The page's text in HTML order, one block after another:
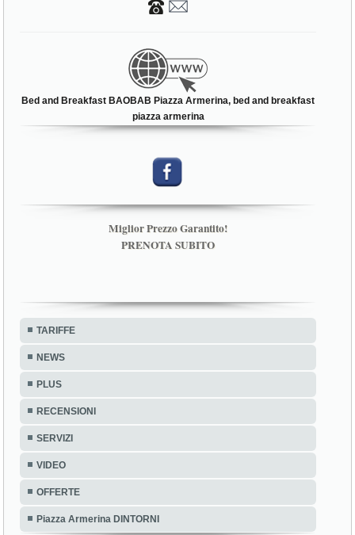
Bed and Breakfast BAOBAB Piazza Armerina, bed and breakfast
piazza armerina
Miglior Prezzo Garantito!
PRENOTA SUBITO
TARIFFE
NEWS
PLUS
RECENSIONI
SERVIZI
VIDEO
OFFERTE
Piazza Armerina DINTORNI